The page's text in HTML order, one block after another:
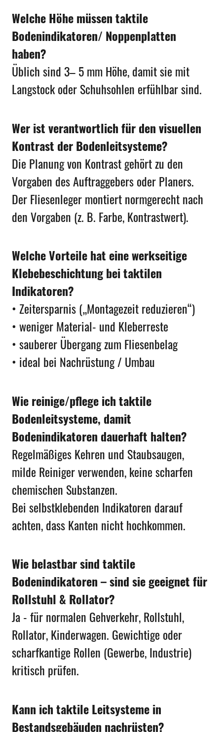
Welche Höhe müssen taktile
Bodenindikatoren/ Noppenplatten
haben?
Üblich sind 3– 5 mm Höhe, damit sie mit
Langstock oder Schuhsohlen erfühlbar sind.
Wer ist verantwortlich für den visuellen
Kontrast der Bodenleitsysteme?
Die Planung von Kontrast gehört zu den
Vorgaben des Auftraggebers oder Planers.
Der Fliesenleger montiert normgerecht nach
den Vorgaben (z. B. Farbe, Kontrastwert).
Welche Vorteile hat eine werkseitige
Klebebeschichtung bei taktilen
Indikatoren?
• Zeitersparnis („Montagezeit reduzieren“)
• weniger Material- und Kleberreste
• sauberer Übergang zum Fliesenbelag
• ideal bei Nachrüstung / Umbau
Wie reinige/pflege ich taktile
Bodenleitsysteme, damit
Bodenindikatoren dauerhaft halten?
Regelmäßiges Kehren und Staubsaugen,
milde Reiniger verwenden, keine scharfen
chemischen Substanzen.
Bei selbstklebenden Indikatoren darauf
achten, dass Kanten nicht hochkommen.
Wie belastbar sind taktile
Bodenindikatoren – sind sie geeignet für
Rollstuhl & Rollator?
Ja - für normalen Gehverkehr, Rollstuhl,
Rollator, Kinderwagen. Gewichtige oder
scharfkantige Rollen (Gewerbe, Industrie)
kritisch prüfen.
Kann ich taktile Leitsysteme in
Bestandsgebäuden nachrüsten?